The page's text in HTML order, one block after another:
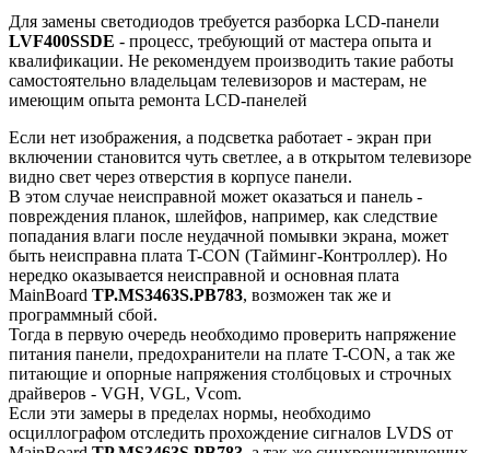
Для замены светодиодов требуется разборка LCD-панели
LVF400SSDE - процесс, требующий от мастера опыта и
квалификации. Не рекомендуем производить такие работы
самостоятельно владельцам телевизоров и мастерам, не
имеющим опыта ремонта LCD-панелей
Если нет изображения, а подсветка работает - экран при
включении становится чуть светлее, а в открытом телевизоре
видно свет через отверстия в корпусе панели.
В этом случае неисправной может оказаться и панель -
повреждения планок, шлейфов, например, как следствие
попадания влаги после неудачной помывки экрана, может
быть неисправна плата T-CON (Тайминг-Контроллер). Но
нередко оказывается неисправной и основная плата
MainBoard TP.MS3463S.PB783, возможен так же и
программный сбой.
Тогда в первую очередь необходимо проверить напряжение
питания панели, предохранители на плате T-CON, а так же
питающие и опорные напряжения столбцовых и строчных
драйверов - VGH, VGL, Vcom.
Если эти замеры в пределах нормы, необходимо
осциллографом отследить прохождение сигналов LVDS от